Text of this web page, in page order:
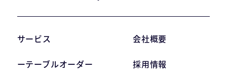
サービス
ーテーブルオーダー
会社概要
採用情報